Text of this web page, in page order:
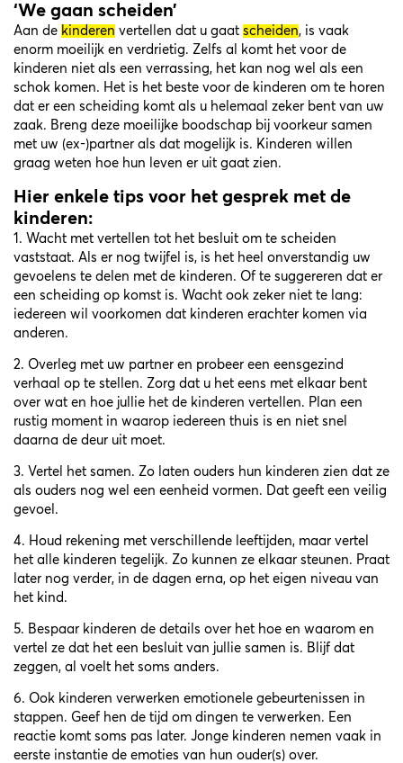
‘We gaan scheiden’
Aan de kinderen vertellen dat u gaat scheiden, is vaak
enorm moeilijk en verdrietig. Zelfs al komt het voor de
kinderen niet als een verrassing, het kan nog wel als een
schok komen. Het is het beste voor de kinderen om te horen
dat er een scheiding komt als u helemaal zeker bent van uw
zaak. Breng deze moeilijke boodschap bij voorkeur samen
met uw (ex-)partner als dat mogelijk is. Kinderen willen
graag weten hoe hun leven er uit gaat zien.
Hier enkele tips voor het gesprek met de
kinderen:
1. Wacht met vertellen tot het besluit om te scheiden
vaststaat. Als er nog twijfel is, is het heel onverstandig uw
gevoelens te delen met de kinderen. Of te suggereren dat er
een scheiding op komst is. Wacht ook zeker niet te lang:
iedereen wil voorkomen dat kinderen erachter komen via
anderen.
2. Overleg met uw partner en probeer een eensgezind
verhaal op te stellen. Zorg dat u het eens met elkaar bent
over wat en hoe jullie het de kinderen vertellen. Plan een
rustig moment in waarop iedereen thuis is en niet snel
daarna de deur uit moet.
3. Vertel het samen. Zo laten ouders hun kinderen zien dat ze
als ouders nog wel een eenheid vormen. Dat geeft een veilig
gevoel.
4. Houd rekening met verschillende leeftijden, maar vertel
het alle kinderen tegelijk. Zo kunnen ze elkaar steunen. Praat
later nog verder, in de dagen erna, op het eigen niveau van
het kind.
5. Bespaar kinderen de details over het hoe en waarom en
vertel ze dat het een besluit van jullie samen is. Blijf dat
zeggen, al voelt het soms anders.
6. Ook kinderen verwerken emotionele gebeurtenissen in
stappen. Geef hen de tijd om dingen te verwerken. Een
reactie komt soms pas later. Jonge kinderen nemen vaak in
eerste instantie de emoties van hun ouder(s) over.